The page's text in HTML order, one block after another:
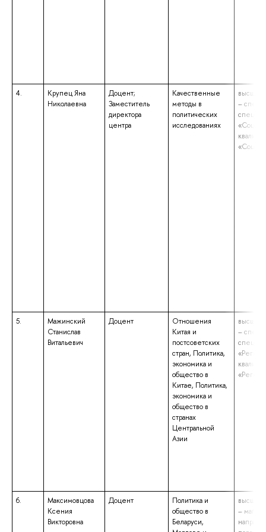
4.
Крупец Яна
Николаевна
Доцент;
Заместитель
директора
центра
Качественные
методы в
политических
исследованиях
высшее
–
5.
Мажинский
Станислав
Витальевич
Доцент
Отношения
Китая и
постсоветских
стран, Политика,
экономика и
общество в
Китае, Политика,
экономика и
общество в
странах
Центральной
Азии
высшее
–
6.
Максимовцова
Ксения
Викторовна
Доцент
Политика и
общество в
Беларуси,
высшее
–